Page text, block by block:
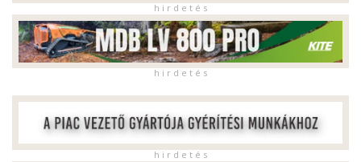
h i r d e t é s
h i r d e t é s
h i r d e t é s